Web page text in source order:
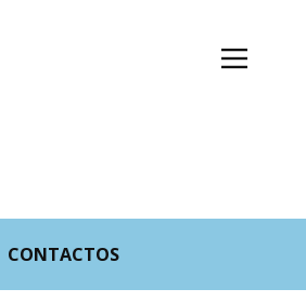
CONTACTOS